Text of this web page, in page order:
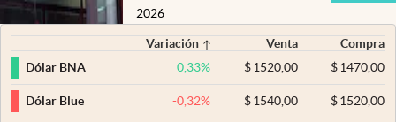
2026
Variación Venta
Compra
Dólar BNA
0,33% $ 1520,00 $1470,00
Dólar Blue -0,32% $ 1540,00 $1520,00